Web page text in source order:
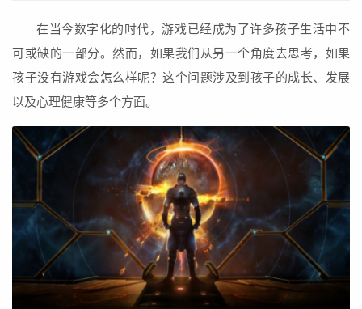
在当今数字化的时代，游戏已经成为了许多孩子生活中不
可或缺的一部分。然而，如果我们从另一个角度去思考，如果
孩子没有游戏会怎么样呢？这个问题涉及到孩子的成长、发展
以及心理健康等多个方面。